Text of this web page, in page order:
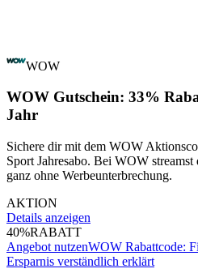
WOW
WOW Gutschein: 33%
Jahr
Sichere dir mit dem WOW
Sport Jahresabo. Bei WOW
ganz ohne Werbeunterbrechung.
AKTION
Details anzeigen
40%RABATT
Angebot nutzenWOW Rabattcode:
Ersparnis verständlich erklärt